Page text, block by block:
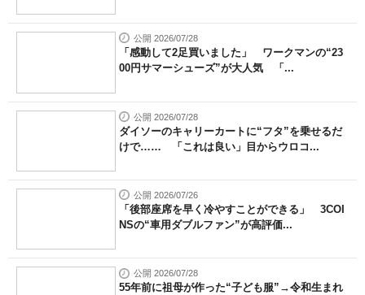
公開 2026/07/28
「感動して2足買いました」 ワークマンの“23
00円サマーシューズ”が大人気 「...
公開 2026/07/28
ダイソーのキャリーカートに“フタ”を乗せるだ
けで…… 「これは良い」目からウロコ...
公開 2026/07/26
「後部座席を早く冷やすことができる」 3COI
NSの“車用ダブルファン”が高評価...
公開 2026/07/28
55年前に祖母が作った“子ども服”→令和生まれ